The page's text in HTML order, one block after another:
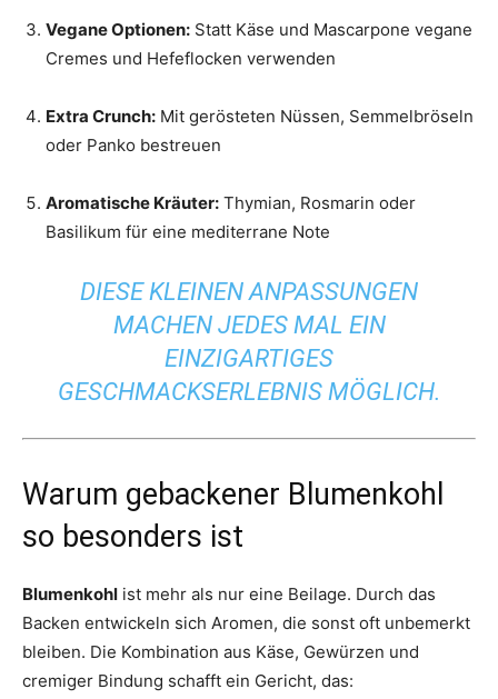
Vegane Optionen: Statt Käse und Mascarpone vegane
Cremes und Hefeflocken verwenden
Extra Crunch: Mit gerösteten Nüssen, Semmelbröseln
oder Panko bestreuen
Aromatische Kräuter: Thymian, Rosmarin oder
Basilikum für eine mediterrane Note
DIESE KLEINEN ANPASSUNGEN
MACHEN JEDES MAL EIN
EINZIGARTIGES
GESCHMACKSERLEBNIS MÖGLICH.
Warum gebackener Blumenkohl
so besonders ist
Blumenkohl ist mehr als nur eine Beilage. Durch das
Backen entwickeln sich Aromen, die sonst oft unbemerkt
bleiben. Die Kombination aus Käse, Gewürzen und
cremiger Bindung schafft ein Gericht, das: